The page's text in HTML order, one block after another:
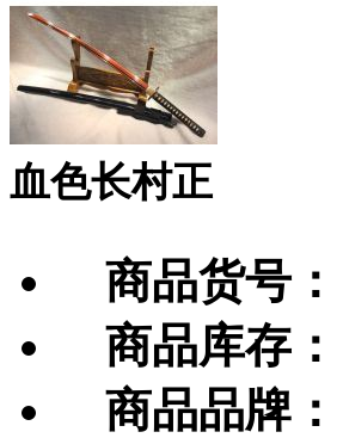
血色长村正
商品货号：
商品库存：
商品品牌：